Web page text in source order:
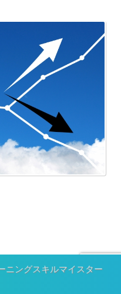
ニングスキルマイスター